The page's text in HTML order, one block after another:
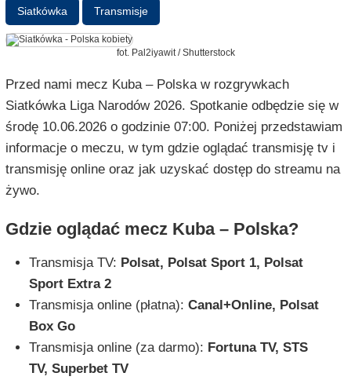
Siatkówka Transmisje
fot. Pal2iyawit / Shutterstock
Przed nami mecz Kuba – Polska w rozgrywkach
Siatkówka Liga Narodów 2026. Spotkanie odbędzie się w
środę 10.06.2026 o godzinie 07:00. Poniżej przedstawiam
informacje o meczu, w tym gdzie oglądać transmisję tv i
transmisję online oraz jak uzyskać dostęp do streamu na
żywo.
Gdzie oglądać mecz Kuba – Polska?
Transmisja TV: Polsat, Polsat Sport 1, Polsat
Sport Extra 2
Transmisja online (płatna): Canal+Online, Polsat
Box Go
Transmisja online (za darmo): Fortuna TV, STS
TV, Superbet TV